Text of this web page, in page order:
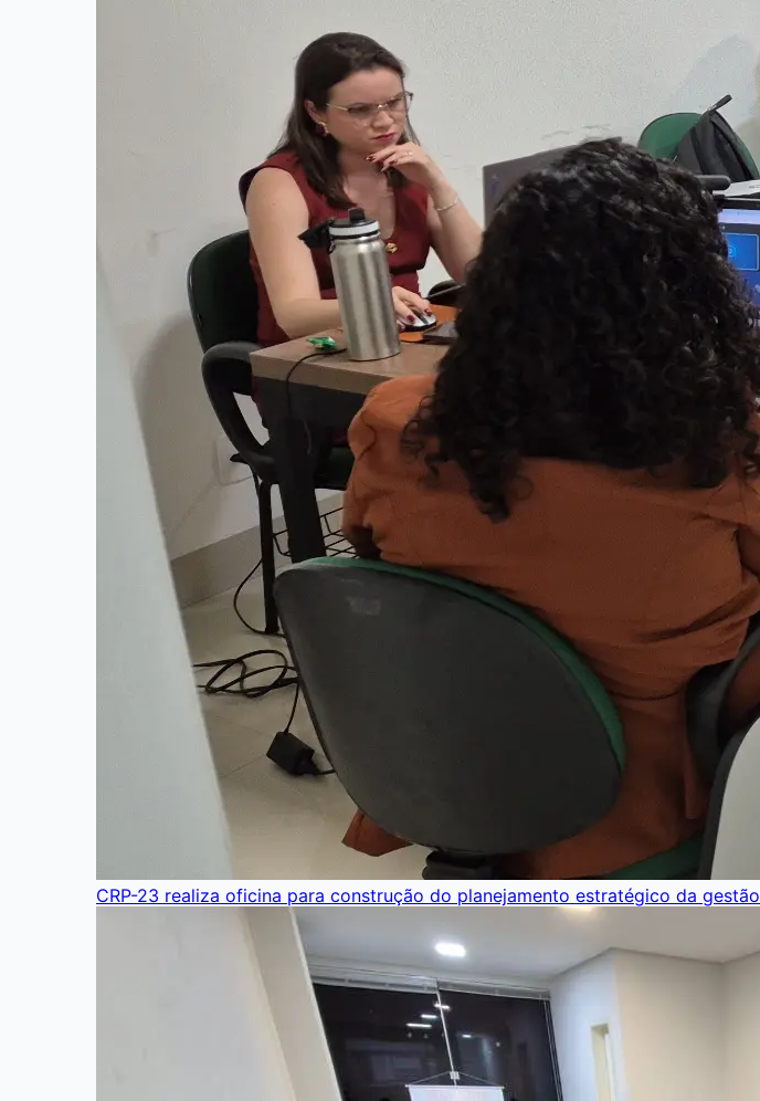
CRP-23 realiza oficina para construção do planejamento estratégico da gestão